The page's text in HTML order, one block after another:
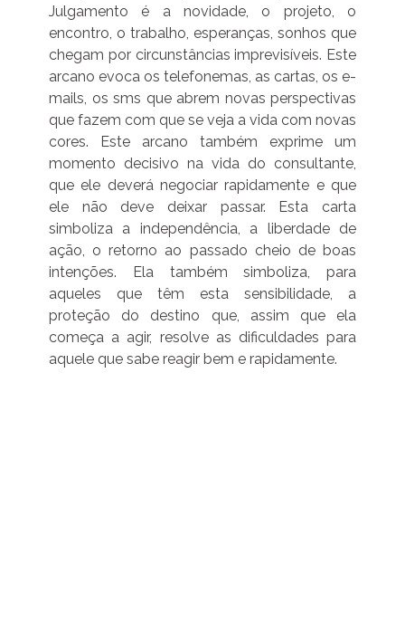
Julgamento é a novidade, o projeto, o
encontro, o trabalho, esperanças, sonhos que
chegam por circunstâncias imprevisíveis. Este
arcano evoca os telefonemas, as cartas, os e-
mails, os sms que abrem novas perspectivas
que fazem com que se veja a vida com novas
cores. Este arcano também exprime um
momento decisivo na vida do consultante,
que ele deverá negociar rapidamente e que
ele não deve deixar passar. Esta carta
simboliza a independência, a liberdade de
ação, o retorno ao passado cheio de boas
intenções. Ela também simboliza, para
aqueles que têm esta sensibilidade, a
proteção do destino que, assim que ela
começa a agir, resolve as dificuldades para
aquele que sabe reagir bem e rapidamente.